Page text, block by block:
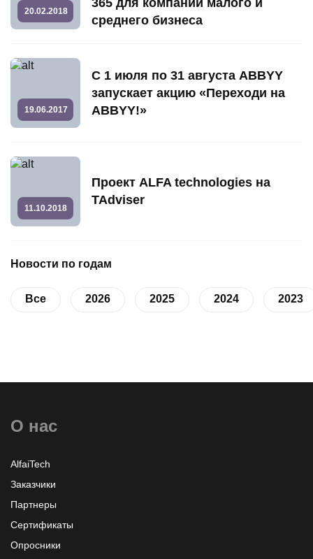
20.02.2018
365 для компаний малого и
среднего бизнеса
19.06.2017
С 1 июля по 31 августа ABBYY
запускает акцию «Переходи на
ABBYY!»
11.10.2018
Проект ALFA technologies на
TAdviser
Новости по годам
Все 2026 2025 2024 2023
О нас
AlfaiTech
Заказчики
Партнеры
Сертификаты
Опросники